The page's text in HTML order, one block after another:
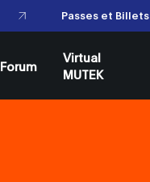
Passes et Billets
Forum
Virtual
MUTEK